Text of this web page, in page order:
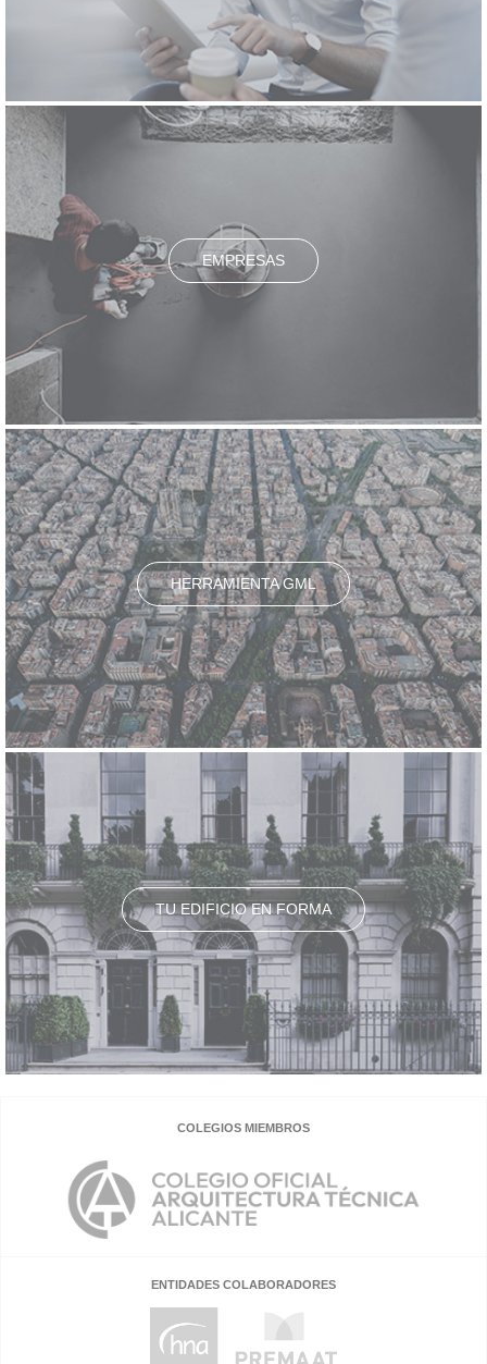
EMPRESAS
HERRAMIENTA GML
TU EDIFICIO EN FORMA
COLEGIOS MIEMBROS
ENTIDADES COLABORADORES